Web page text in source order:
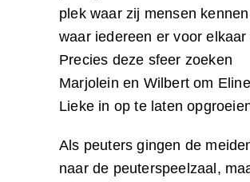
plek waar zij mensen
waar iedereen er voor elkaar
Precies deze sfeer zoeken
Marjolein en Wilbert om
Lieke in op te laten
Als peuters gingen de
naar de peuterspeelzaal,